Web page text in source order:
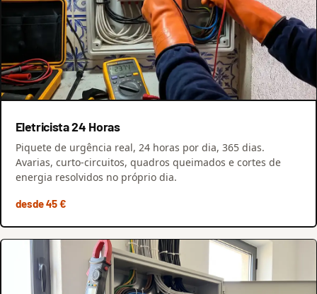
Eletricista 24 Horas
Piquete de urgência real, 24 horas por dia, 365 dias.
Avarias, curto-circuitos, quadros queimados e cortes de
energia resolvidos no próprio dia.
desde 45 €